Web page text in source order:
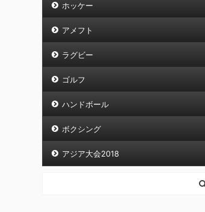
ホッケー
アメフト
ラグビー
ゴルフ
ハンドボール
ボクシング
アジア大会2018